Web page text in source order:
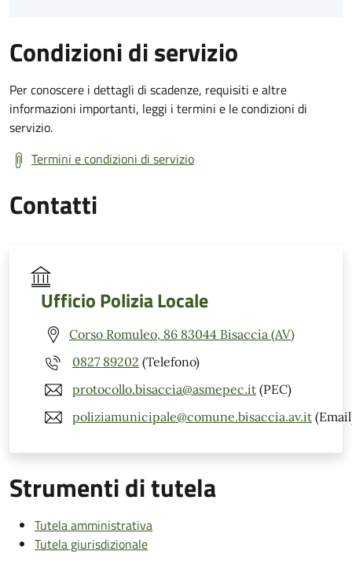
Condizioni di servizio
Per conoscere i dettagli di scadenze, requisiti e altre
informazioni importanti, leggi i termini e le condizioni di
servizio.
Termini e condizioni di servizio
Contatti
Ufficio Polizia Locale
Corso Romuleo, 86 83044 Bisaccia (AV)
0827 89202 (Telefono)
protocollo.bisaccia@asmepec.it (PEC)
poliziamunicipale@comune.bisaccia.av.it
Strumenti di tutela
Tutela amministrativa
Tutela giurisdizionale